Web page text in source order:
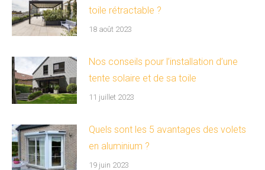
toile rétractable ?
18 août 2023
Nos conseils pour l’installation d’une
tente solaire et de sa toile
11 juillet 2023
Quels sont les 5 avantages des volets
en aluminium ?
19 juin 2023